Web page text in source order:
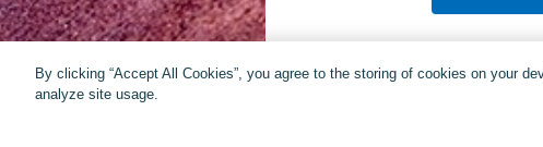
By clicking “Accept All Cookies”, you agree to the storing of cookies on your
analyze site usage.